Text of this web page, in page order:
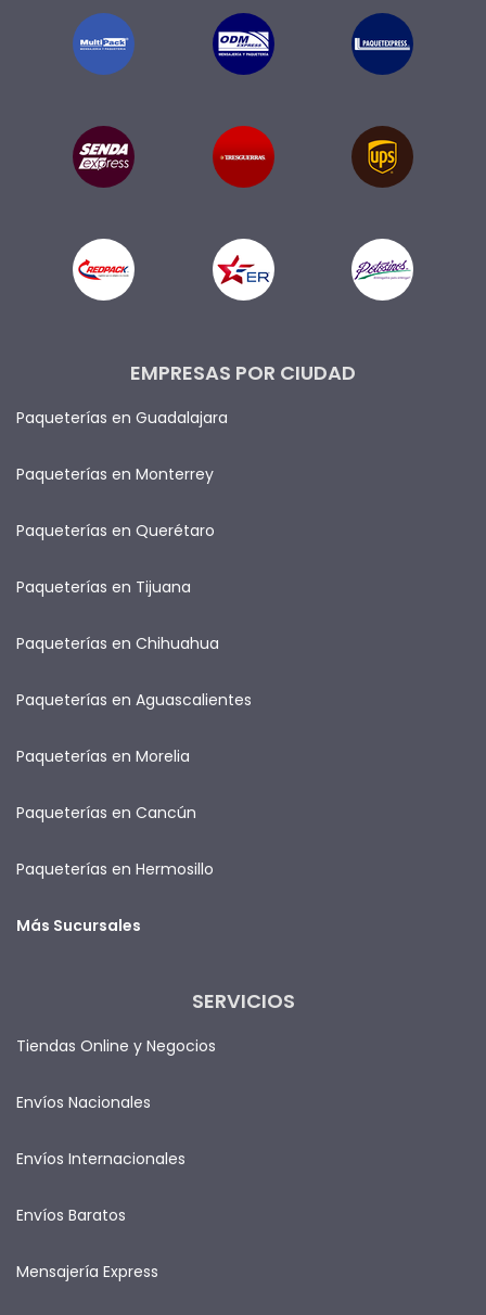
EMPRESAS POR CIUDAD
Paqueterías en Guadalajara
Paqueterías en Monterrey
Paqueterías en Querétaro
Paqueterías en Tijuana
Paqueterías en Chihuahua
Paqueterías en Aguascalientes
Paqueterías en Morelia
Paqueterías en Cancún
Paqueterías en Hermosillo
Más Sucursales
SERVICIOS
Tiendas Online y Negocios
Envíos Nacionales
Envíos Internacionales
Envíos Baratos
Mensajería Express